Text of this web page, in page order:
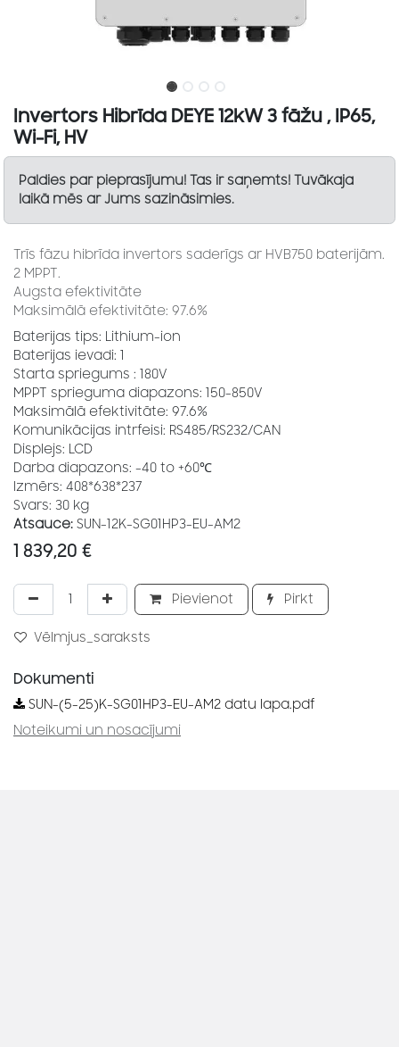
Invertors Hibrīda DEYE 12kW 3 fāžu , IP65,
Wi-Fi, HV
Paldies par pieprasījumu! Tas ir saņemts! Tuvākaja
laikā mēs ar Jums sazināsimies.
Trīs fāzu hibrīda invertors saderīgs ar HVB750 baterijām.
2 MPPT.
Augsta efektivitāte
Maksimālā efektivitāte: 97.6%
Baterijas tips: Lithium-ion
Baterijas ievadi: 1
Starta spriegums : 180V
MPPT sprieguma diapazons: 150-850V
Maksimālā efektivitāte: 97.6%
Komunikācijas intrfeisi: RS485/RS232/CAN
Displejs: LCD
Darba diapazons: -40 to +60℃
Izmērs: 408*638*237
Svars: 30 kg
Atsauce: SUN-12K-SG01HP3-EU-AM2
1 839,20 €
Pievienot Pirkt
Vēlmjus_saraksts
Dokumenti
SUN-(5-25)K-SG01HP3-EU-AM2 datu lapa.pdf
Noteikumi un nosacījumi